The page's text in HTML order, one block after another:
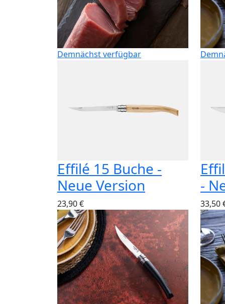
Demnächst verfügbar
Effilé 15 Buche -
Neue Version
23,90 €
-
33,50